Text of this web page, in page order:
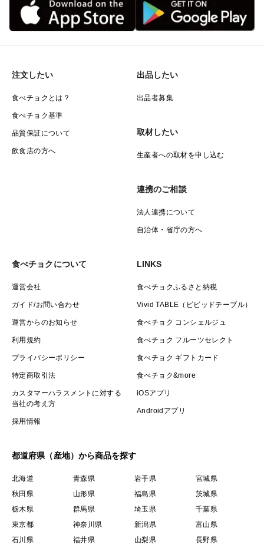
注文したい
食べチョクとは？
食べチョク基準
品質保証について
飲食店の方へ
出品したい
出品者募集
取材したい
生産者への取材を申し込む
連携のご相談
法人連携について
自治体・省庁の方へ
食べチョクについて
運営会社
ガイド/お問い合わせ
運営からのお知らせ
利用規約
プライバシーポリシー
特定商取引法
カスタマーハラスメントに対する
当社の考え方
採用情報
LINKS
食べチョクふるさと納税
Vivid TABLE（ビビッドテーブル）
食べチョク コンシェルジュ
食べチョク フルーツセレクト
食べチョク ギフトカード
食べチョク&more
iOSアプリ
Androidアプリ
都道府県（産地）から商品を探す
北海道 青森県 岩手県
宮城県
秋田県
山形県 福島県
茨城県
栃木県
群馬県 埼玉県
千葉県
東京都
神奈川県 新潟県
富山県
石川県
福井県 山梨県
長野県